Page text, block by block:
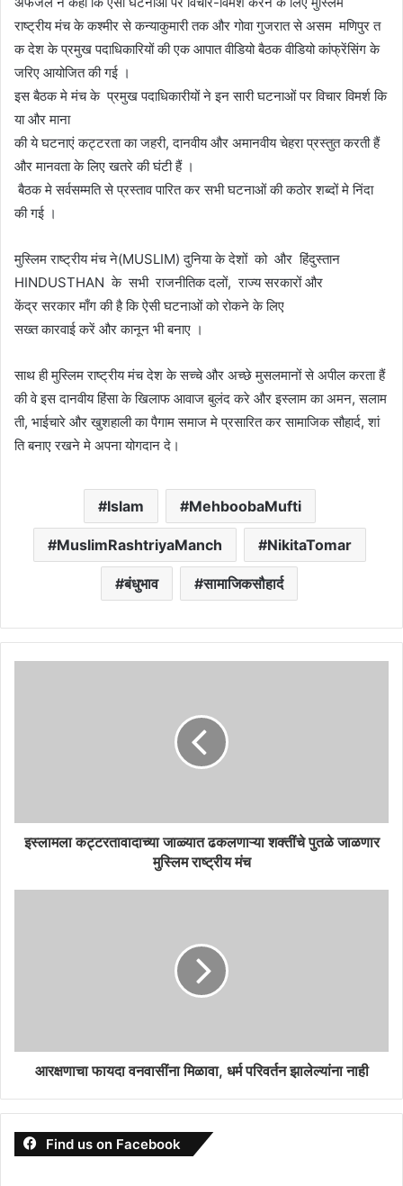
राष्ट्रीय मंच के कश्मीर से कन्याकुमारी तक और गोवा गुजरात से असम मणिपुर त
क देश के प्रमुख पदाधिकारियों की एक आपात वीडियो बैठक वीडियो कांफ्रेंसिंग के
जरिए आयोजित की गई ।
इस बैठक मे मंच के प्रमुख पदाधिकारीयों ने इन सारी घटनाओं पर विचार विमर्श कि
या और माना
की ये घटनाएं कट्टरता का जहरी, दानवीय और अमानवीय चेहरा प्रस्तुत करती हैं
और मानवता के लिए खतरे की घंटी हैं ।
बैठक मे सर्वसम्मति से प्रस्ताव पारित कर सभी घटनाओं की कठोर शब्दों मे निंदा
की गई ।
मुस्लिम राष्ट्रीय मंच ने(MUSLIM) दुनिया के देशों को और हिंदुस्तान
HINDUSTHAN के सभी राजनीतिक दलों, राज्य सरकारों और
केंद्र सरकार माँग की है कि ऐसी घटनाओं को रोकने के लिए
सख्त कारवाई करें और कानून भी बनाए ।
साथ ही मुस्लिम राष्ट्रीय मंच देश के सच्चे और अच्छे मुसलमानों से अपील करता हैं
की वे इस दानवीय हिंसा के खिलाफ आवाज बुलंद करे और इस्लाम का अमन, सलाम
ती, भाईचारे और खुशहाली का पैगाम समाज मे प्रसारित कर सामाजिक सौहार्द, शां
ति बनाए रखने मे अपना योगदान दे।
Islam MehboobaMufti
MuslimRashtriyaManch NikitaTomar
बंधुभाव सामाजिकसौहार्द
इस्लामला कट्टरतावादाच्या जाळ्यात ढकलणाऱ्या शक्तींचे पुतळे जाळणार
मुस्लिम राष्ट्रीय मंच
आरक्षणाचा फायदा वनवासींना मिळावा, धर्म परिवर्तन झालेल्यांना नाही
Find us on Facebook